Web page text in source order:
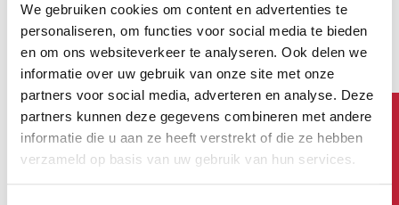
We gebruiken cookies om content en advertenties te
personaliseren, om functies voor social media te bieden
en om ons websiteverkeer te analyseren. Ook delen we
informatie over uw gebruik van onze site met onze
partners voor social media, adverteren en analyse. Deze
partners kunnen deze gegevens combineren met andere
informatie die u aan ze heeft verstrekt of die ze hebben
verzameld op basis van uw gebruik van hun services.
Wachtwoord automatisch genereren
Bedrijfsadres
Bedrijfsnaam